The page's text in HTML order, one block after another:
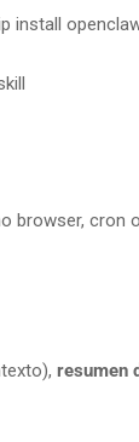
install
browser, cron
resumen